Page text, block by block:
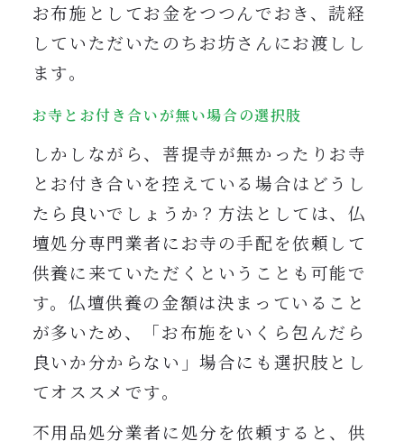
お布施としてお金をつつんでおき、読経
していただいたのちお坊さんにお渡しし
ます。
お寺とお付き合いが無い場合の選択肢
しかしながら、菩提寺が無かったりお寺
とお付き合いを控えている場合はどうし
たら良いでしょうか？方法としては、仏
壇処分専門業者にお寺の手配を依頼して
供養に来ていただくということも可能で
す。仏壇供養の金額は決まっていること
が多いため、「お布施をいくら包んだら
良いか分からない」場合にも選択肢とし
てオススメです。
不用品処分業者に処分を依頼すると、供